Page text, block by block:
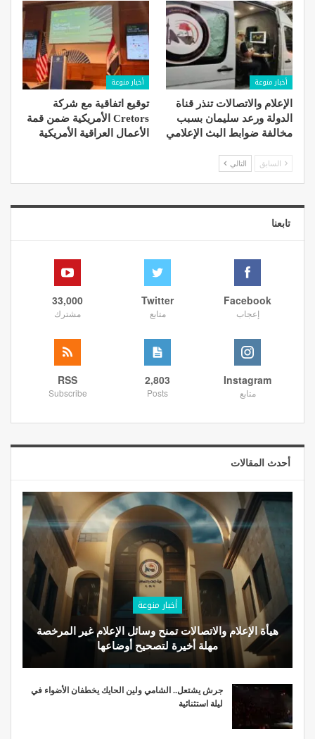
أخبار منوعة
الإعلام والاتصالات تنذر قناة
الدولة ورعد سليمان بسبب
مخالفة ضوابط البث الإعلامي
أخبار منوعة
توقيع اتفاقية مع شركة
Cretors الأمريكية ضمن قمة
الأعمال العراقية الأمريكية
السابق التالي
تابعنا
Facebook
إعجاب
Twitter
متابع
33,000
مشترك
Instagram
متابع
2,803
Posts
RSS
Subscribe
أحدث المقالات
أخبار منوعة
هيأة الإعلام والاتصالات تمنح وسائل الإعلام غير المرخصة
مهلة أخيرة لتصحيح أوضاعها
جرش يشتعل.. الشامي ولين الحايك يخطفان الأضواء في
ليلة استثنائية